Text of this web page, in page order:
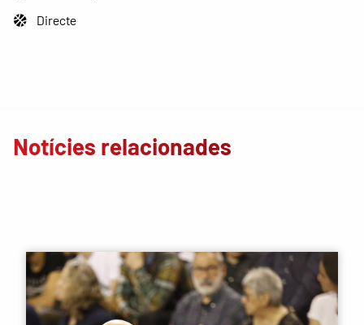
Directe
Notícies relacionades